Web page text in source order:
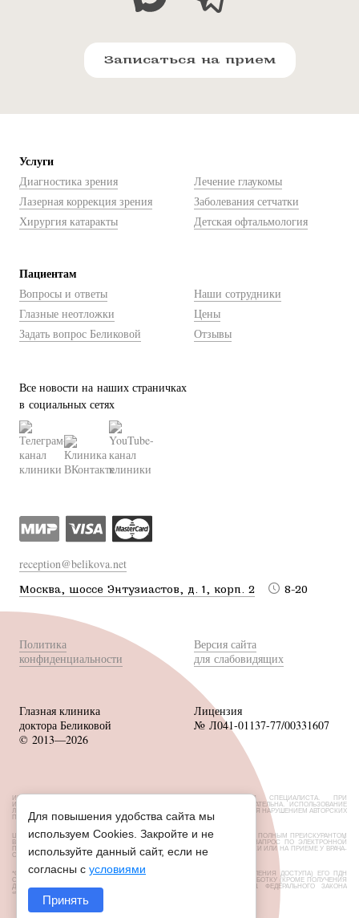
Записаться на прием
Услуги
Диагностика зрения
Лазерная коррекция зрения
Хирургия катаракты
Лечение глаукомы
Заболевания сетчатки
Детская офтальмология
Пациентам
Вопросы и ответы
Глазные неотложки
Задать вопрос Беликовой
Наши сотрудники
Цены
Отзывы
Все новости на наших страничках
в социальных сетях
reception@belikova.net
Москва, шоссе Энтузиастов, д. 1, корп. 2 8-20
Политика
конфиденциальности
Версия сайта
для слабовидящих
Глазная клиника
доктора Беликовой
© 2013—2026
Лицензия
№ Л041-01137-77/00331607
ИМЕЮТСЯ ПРОТИВОПОКАЗАНИЯ, НЕОБХОДИМА КОНСУЛЬТАЦИЯ СПЕЦИАЛИСТА. ПРИ
ИСПОЛЬЗОВАНИИ МАТЕРИАЛОВ САЙТА ССЫЛКА НА ИСТОЧНИК ОБЯЗАТЕЛЬНА. ИСПОЛЬЗОВАНИЕ
ЛЮБЫХ МАТЕРИАЛОВ БЕЗ СОГЛАСОВАНИЯ С ВЛАДЕЛЬЦЕМ САЙТА ЯВЛЯЕТСЯ НАРУШЕНИЕМ АВТОРСКИХ
ПРАВ.
ЦЕНЫ, РАЗМЕЩЕННЫЕ НА САЙТЕ, НЕ ЯВЛЯЮТСЯ ПУБЛИЧНОЙ ОФЕРТОЙ. С ПОЛНЫМ ПРЕЙСКУРАНТОМ
ВЫ МОЖЕТЕ ОЗНАКОМИТЬСЯ НА СТОЙКАХ РЕСЕПШН ИЛИ НАПРАВИВ ЗАПРОС ПО ЭЛЕКТРОННОЙ
ПОЧТЕ. ОБ АКЦИЯХ И СКИДКАХ УТОЧНЯЙТЕ У АДМИНИСТРАТОРОВ КЛИНИКИ ИЛИ НА ПРИЕМЕ У ВРАЧА-
ОФТАЛЬМОЛОГА.
*СУБЪЕКТ ПДН УСТАНОВИЛ ЗАПРЕТ НА ПЕРЕДАЧУ (КРОМЕ ПРЕДОСТАВЛЕНИЯ ДОСТУПА) ЕГО ПДН
ОПЕРАТОРОМ НЕОГРАНИЧЕННОМУ КРУГУ ЛИЦ, А ТАКЖЕ ЗАПРЕТЫ НА ОБРАБОТКУ (КРОМЕ ПОЛУЧЕНИЯ
ДОСТУПА) ИХ НЕОГРАНИЧЕННЫМ КРУГОМ ЛИЦ СОГЛАСНО СТ. 10.1 ФЕДЕРАЛЬНОГО ЗАКОНА
«О ПЕРСОНАЛЬНЫХ ДАННЫХ» ОТ 27.07.2006 N152-ФЗ
Для повышения удобства сайта мы
используем Cookies. Закройте и не
используйте данный сайт, если не
согласны с условиями
Принять